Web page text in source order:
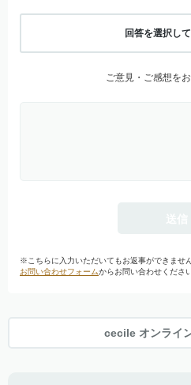
回答を選択し
ご意見・ご感想を
※こちらに入力いただいてもお返事ができませ
お問い合わせフォームからお問い合わせください
cecile オンライ